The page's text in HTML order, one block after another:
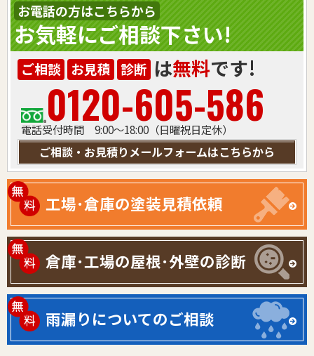
お電話の方はこちらから
お気軽にご相談下さい!
ご相談 お見積 診断 は無料です!
0120-605-586
電話受付時間 9:00～18:00（日曜祝日定休）
ご相談・お見積りメールフォームはこちらから
工場･倉庫の塗装見積依頼
倉庫･工場の屋根･外壁の診断
雨漏りについてのご相談